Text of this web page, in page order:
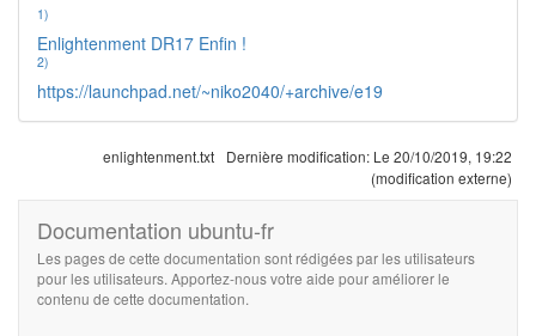
1)
Enlightenment DR17 Enfin !
2)
https://launchpad.net/~niko2040/+archive/e19
enlightenment.txt Dernière modification: Le 20/10/2019, 19:22
(modification externe)
Documentation ubuntu-fr
Les pages de cette documentation sont rédigées par les utilisateurs
pour les utilisateurs. Apportez-nous votre aide pour améliorer le
contenu de cette documentation.